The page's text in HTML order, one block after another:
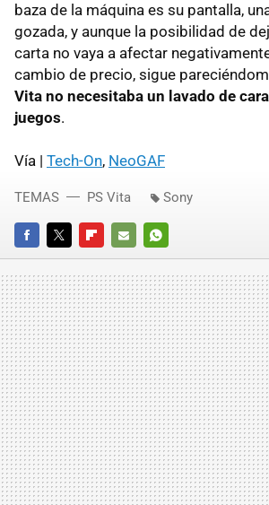
baza de la máquina es su pantalla,
gozada, y aunque la posibilidad de
carta no vaya a afectar
cambio de precio, sigue
Vita no necesitaba un lavado de
juegos.
Vía | Tech-On, NeoGAF
FACEBOOKTWITTERFLIPBOARD
E-
MAIL
WHATSAPP
TEMAS PS Vita Sony